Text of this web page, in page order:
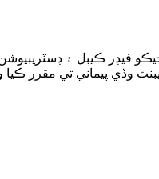
فيڊر ڪيبل ۽